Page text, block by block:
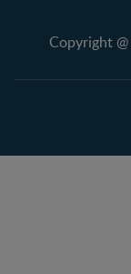
Copyright